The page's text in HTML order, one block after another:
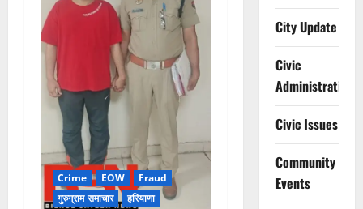
Crime EOW
Fraud
गुरुग्राम समाचार
हरियाणा
City Update
Civic
Administration
Civic Issues
Community
Events